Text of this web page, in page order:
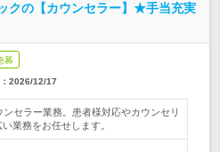
クの【カウンセラー】★手当充実
募
2026/12/17
セラー業務。患者様対応やカウンセリ
業務をお任せします。